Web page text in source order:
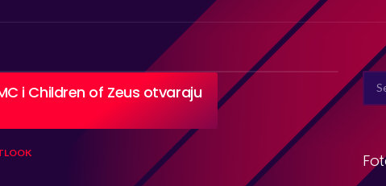
i Children of Zeus otvaraju
FOR: